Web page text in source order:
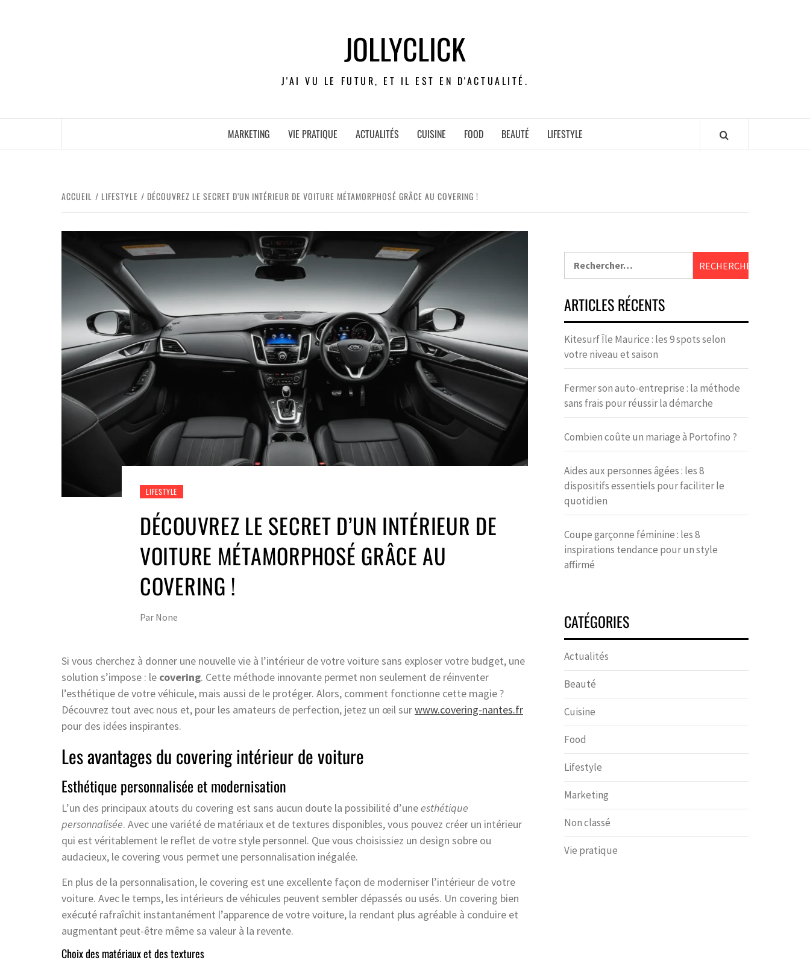
JOLLYCLICK
J'AI VU LE FUTUR, ET IL EST EN D'ACTUALITÉ.
MARKETING VIE PRATIQUE ACTUALITÉS CUISINE FOOD BEAUTÉ LIFESTYLE
ACCUEIL LIFESTYLE DÉCOUVREZ LE SECRET D’UN INTÉRIEUR DE VOITURE MÉTAMORPHOSÉ GRÂCE AU COVERING !
LIFESTYLE
DÉCOUVREZ LE SECRET D’UN INTÉRIEUR DE
VOITURE MÉTAMORPHOSÉ GRÂCE AU
COVERING !
Par None
Si vous cherchez à donner une nouvelle vie à l’intérieur de votre voiture sans exploser votre budget, une
solution s’impose : le covering. Cette méthode innovante permet non seulement de réinventer
l’esthétique de votre véhicule, mais aussi de le protéger. Alors, comment fonctionne cette magie ?
Découvrez tout avec nous et, pour les amateurs de perfection, jetez un œil surwww.covering-nantes.fr
pour des idées inspirantes.
Les avantages du covering intérieur de voiture
Esthétique personnalisée et modernisation
L’un des principaux atouts du covering est sans aucun doute la possibilité d’uneesthétique
personnalisée. Avec une variété de matériaux et de textures disponibles, vous pouvez créer un intérieur
qui est véritablement le reflet de votre style personnel. Que vous choisissiez un design sobre ou
audacieux, le covering vous permet une personnalisation inégalée.
En plus de la personnalisation, le covering est une excellente façon de moderniser l’intérieur de votre
voiture. Avec le temps, les intérieurs de véhicules peuvent sembler dépassés ou usés. Un covering bien
exécuté rafraîchit instantanément l’apparence de votre voiture, la rendant plus agréable à conduire et
augmentant peut-être même sa valeur à la revente.
Choix des matériaux et des textures
ARTICLES RÉCENTS
Kitesurf Île Maurice : les 9 spots selon
votre niveau et saison
Fermer son auto-entreprise : la méthode
sans frais pour réussir la démarche
Combien coûte un mariage à Portofino ?
Aides aux personnes âgées : les 8
dispositifs essentiels pour faciliter le
quotidien
Coupe garçonne féminine : les 8
inspirations tendance pour un style
affirmé
CATÉGORIES
Actualités
Beauté
Cuisine
Food
Lifestyle
Marketing
Non classé
Vie pratique